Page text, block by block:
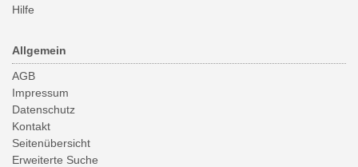
Hilfe
Allgemein
AGB
Impressum
Datenschutz
Kontakt
Seitenübersicht
Erweiterte Suche